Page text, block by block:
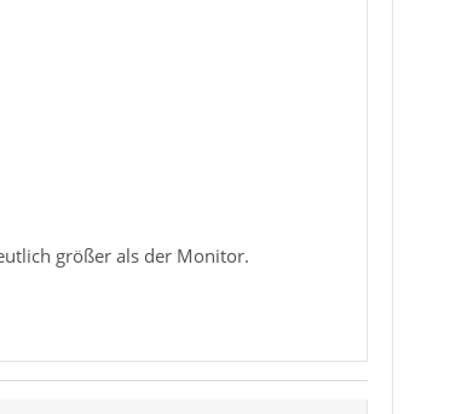
größer als der Monitor.